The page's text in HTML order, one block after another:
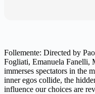
Follemente: Directed by
Fogliati, Emanuela Fanelli,
immerses spectators in the
inner egos collide, the
influence our choices are